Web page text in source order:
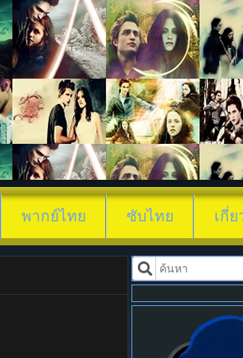
ดูซีรี่ย์ Swords-Into-
พากย์ไทย ซับไทย เกี่ย